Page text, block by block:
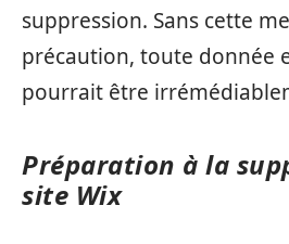
suppression. Sans cette
précaution, toute donnée
pourrait être
Préparation à la
site Wix